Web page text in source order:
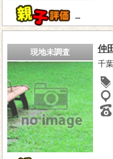
－
現地未調査 仲
千